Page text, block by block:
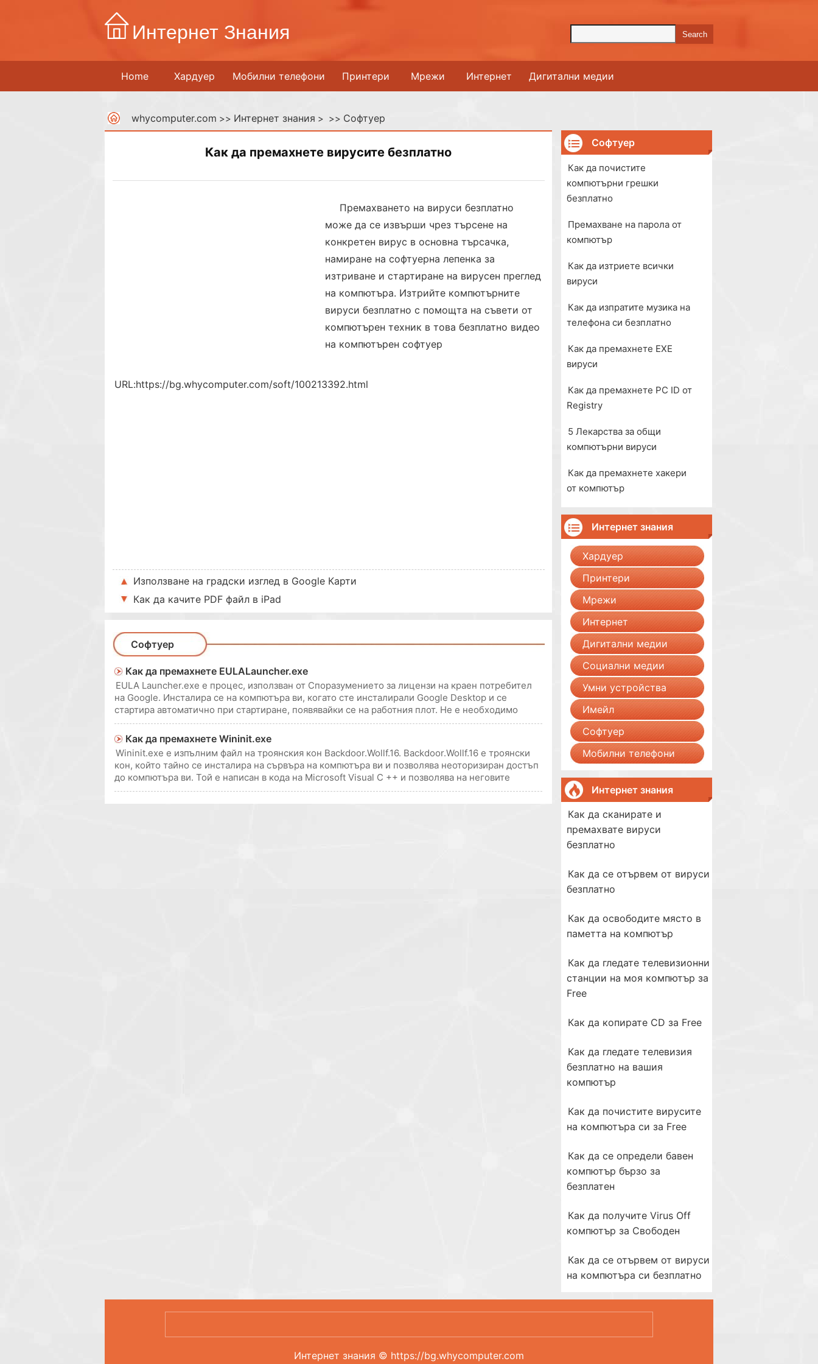
Интернет Знания
Home Хардуер Мобилни телефони Принтери Мрежи Интернет Дигитални медии
whycomputer.com >> Интернет знания > >> Софтуер
Как да премахнете вирусите безплатно
Премахването на вируси безплатно
може да се извърши чрез търсене на
конкретен вирус в основна търсачка,
намиране на софтуерна лепенка за
изтриване и стартиране на вирусен преглед
на компютъра. Изтрийте компютърните
вируси безплатно с помощта на съвети от
компютърен техник в това безплатно видео
на компютърен софтуер
URL:https://bg.whycomputer.com/soft/100213392.html
Използване на градски изглед в Google Карти
Как да качите PDF файл в iPad
Софтуер
Как да премахнете EULALauncher.exe
EULA Launcher.exe е процес, използван от Споразумението за лицензи на краен потребител
на Google. Инсталира се на компютъра ви, когато сте инсталирали Google Desktop и се
стартира автоматично при стартиране, появявайки се на работния плот. Не е необходимо
компютърът да работи и може да бъде премахна
Как да премахнете Wininit.exe
Wininit.exe е изпълним файл на троянския кон Backdoor.Wollf.16. Backdoor.Wollf.16 е троянски
кон, който тайно се инсталира на сървъра на компютъра ви и позволява неоторизиран достъп
до компютъра ви. Той е написан в кода на Microsoft Visual C ++ и позволява на неговите
паразити (wininit.exe) да убива
Софтуер
Как да почистите
компютърни грешки
безплатно
Премахване на парола от
компютър
Как да изтриете всички
вируси
Как да изпратите музика на
телефона си безплатно
Как да премахнете EXE
вируси
Как да премахнете PC ID от
Registry
5 Лекарства за общи
компютърни вируси
Как да премахнете хакери
от компютър
Интернет знания
Хардуер
Принтери
Мрежи
Интернет
Дигитални медии
Социални медии
Умни устройства
Имейл
Софтуер
Мобилни телефони
Интернет знания
Как да сканирате и
премахвате вируси
безплатно
Как да се отървем от вируси
безплатно
Как да освободите място в
паметта на компютър
Как да гледате телевизионни
станции на моя компютър за
Free
Как да копирате CD за Free
Как да гледате телевизия
безплатно на вашия
компютър
Как да почистите вирусите
на компютъра си за Free
Как да се определи бавен
компютър бързо за
безплатен
Как да получите Virus Off
компютър за Свободен
Как да се отървем от вируси
на компютъра си безплатно
Интернет знания © https://bg.whycomputer.com